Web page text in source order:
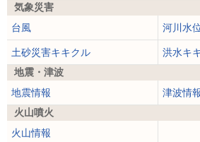
気象災害
台風
河川水
土砂災害キキクル
洪水キ
地震・津波
地震情報
津波情
火山噴火
火山情報